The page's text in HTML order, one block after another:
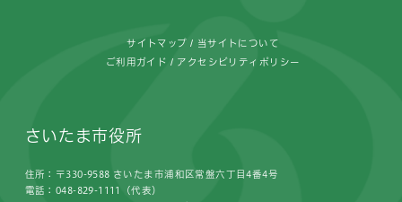
サイトマップ 当サイトについて
ご利用ガイド アクセシビリティポリシー
さいたま市役所
住所：〒330-9588 さいたま市浦和区常盤六丁目4番4号
電話：048-829-1111（代表）